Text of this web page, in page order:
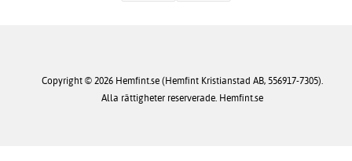
Copyright © 2026 Hemfint.se (Hemfint Kristianstad AB, 556917-7305).
Alla rättigheter reserverade. Hemfint.se